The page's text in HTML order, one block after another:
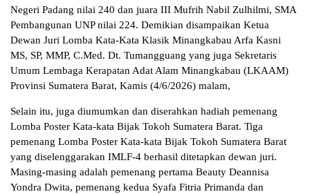
Negeri Padang nilai 240 dan juara III Mufrih Nabil Zulhilmi, SMA
Pembangunan UNP nilai 224. Demikian disampaikan Ketua
Dewan Juri Lomba Kata-Kata Klasik Minangkabau Arfa Kasni
MS, SP, MMP, C.Med. Dt. Tumangguang yang juga Sekretaris
Umum Lembaga Kerapatan Adat Alam Minangkabau (LKAAM)
Provinsi Sumatera Barat, Kamis (4/6/2026) malam,
Selain itu, juga diumumkan dan diserahkan hadiah pemenang
Lomba Poster Kata-kata Bijak Tokoh Sumatera Barat. Tiga
pemenang Lomba Poster Kata-kata Bijak Tokoh Sumatera Barat
yang diselenggarakan IMLF-4 berhasil ditetapkan dewan juri.
Masing-masing adalah pemenang pertama Beauty Deannisa
Yondra Dwita, pemenang kedua Syafa Fitria Primanda dan